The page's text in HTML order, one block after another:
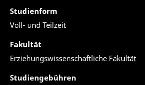
Studienform
Voll- und Teilzeit
Fakultät
Erziehungswissenschaftliche Fakultät
Studiengebühren